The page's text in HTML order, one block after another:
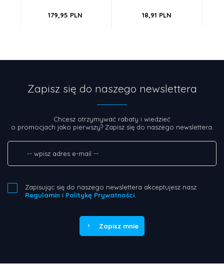
179,95 PLN 18,91 PLN
Zapisz się do naszego newslettera
Chcesz otrzymywać rabaty i wiedzieć
o promocjach jako pierwszy? Zapisz się do naszego newslettera.
Zapisując się do naszego newslettera akceptujesz nasz
Regulamin i Politykę Prywatności
Zapisz mnie